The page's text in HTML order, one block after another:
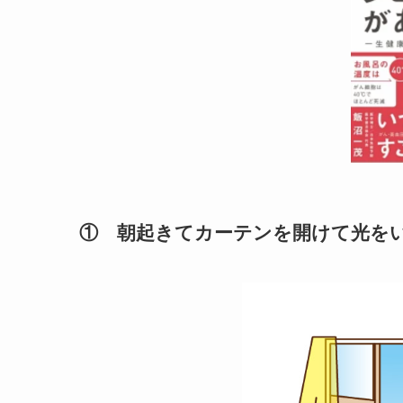
① 朝起きてカーテンを開けて光を